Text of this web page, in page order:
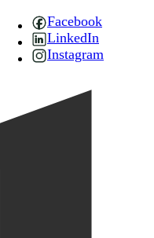
Facebook
LinkedIn
Instagram